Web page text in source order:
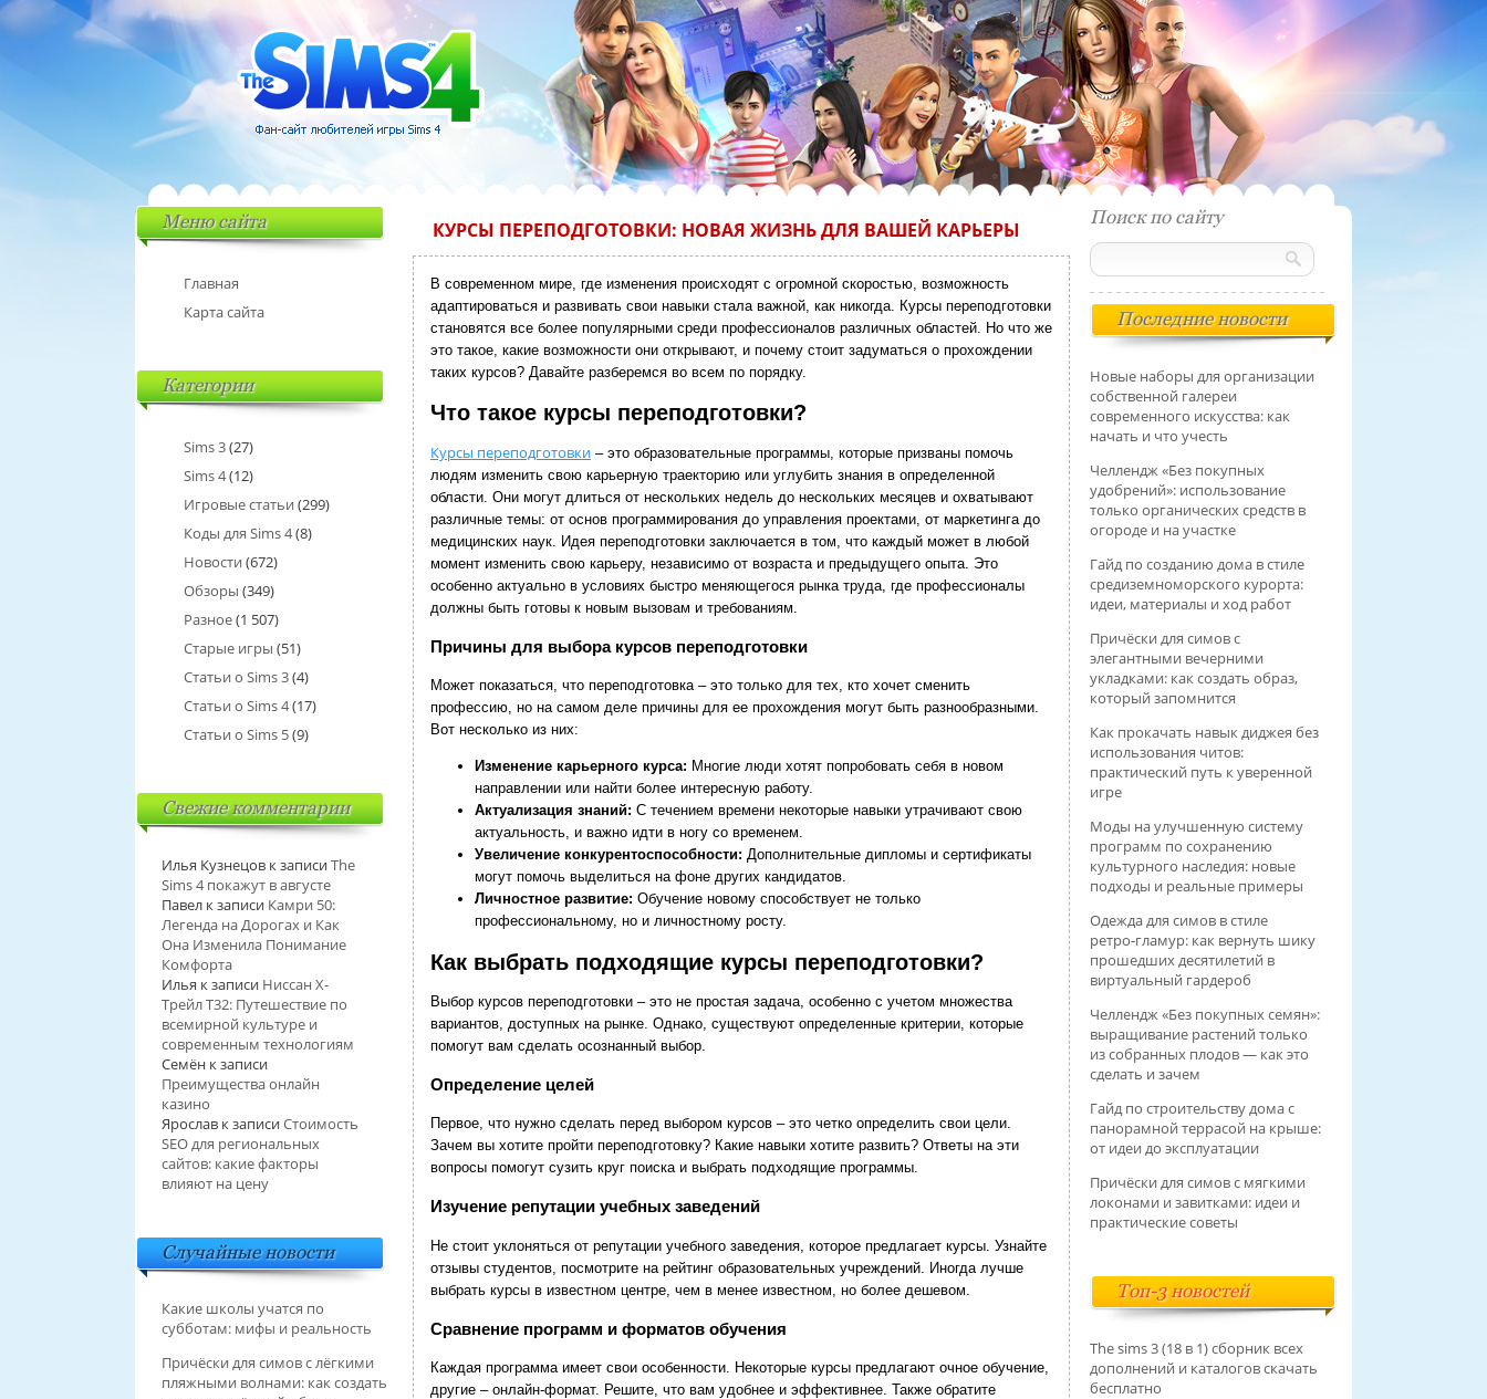
КУРСЫ ПЕРЕПОДГОТОВКИ: НОВАЯ ЖИЗНЬ ДЛЯ ВАШЕЙ КАРЬЕРЫ
В современном мире, где изменения происходят с огромной скоростью, возможность
адаптироваться и развивать свои навыки стала важной, как никогда. Курсы переподготовки
становятся все более популярными среди профессионалов различных областей. Но что же
это такое, какие возможности они открывают, и почему стоит задуматься о прохождении
таких курсов? Давайте разберемся во всем по порядку.
Что такое курсы переподготовки?
Курсы переподготовки – это образовательные программы, которые призваны помочь
людям изменить свою карьерную траекторию или углубить знания в определенной
области. Они могут длиться от нескольких недель до нескольких месяцев и охватывают
различные темы: от основ программирования до управления проектами, от маркетинга до
медицинских наук. Идея переподготовки заключается в том, что каждый может в любой
момент изменить свою карьеру, независимо от возраста и предыдущего опыта. Это
особенно актуально в условиях быстро меняющегося рынка труда, где профессионалы
должны быть готовы к новым вызовам и требованиям.
Причины для выбора курсов переподготовки
Может показаться, что переподготовка – это только для тех, кто хочет сменить
профессию, но на самом деле причины для ее прохождения могут быть разнообразными.
Вот несколько из них:
Изменение карьерного курса: Многие люди хотят попробовать себя в новом
направлении или найти более интересную работу.
Актуализация знаний: С течением времени некоторые навыки утрачивают свою
актуальность, и важно идти в ногу со временем.
Увеличение конкурентоспособности: Дополнительные дипломы и сертификаты
могут помочь выделиться на фоне других кандидатов.
Личностное развитие: Обучение новому способствует не только
профессиональному, но и личностному росту.
Как выбрать подходящие курсы переподготовки?
Выбор курсов переподготовки – это не простая задача, особенно с учетом множества
вариантов, доступных на рынке. Однако, существуют определенные критерии, которые
помогут вам сделать осознанный выбор.
Определение целей
Первое, что нужно сделать перед выбором курсов – это четко определить свои цели.
Зачем вы хотите пройти переподготовку? Какие навыки хотите развить? Ответы на эти
вопросы помогут сузить круг поиска и выбрать подходящие программы.
Изучение репутации учебных заведений
Не стоит уклоняться от репутации учебного заведения, которое предлагает курсы. Узнайте
отзывы студентов, посмотрите на рейтинг образовательных учреждений. Иногда лучше
выбрать курсы в известном центре, чем в менее известном, но более дешевом.
Сравнение программ и форматов обучения
Каждая программа имеет свои особенности. Некоторые курсы предлагают очное обучение,
другие – онлайн-формат. Решите, что вам удобнее и эффективнее. Также обратите
Меню сайта
Главная
Карта сайта
Категории
Sims 3(27)
Sims 4(12)
Игровые статьи (299)
Коды для Sims 4(8)
Новости (672)
Обзоры (349)
Разное(1 507)
Старые игры (51)
Статьи о Sims 3(4)
Статьи о Sims 4(17)
Статьи о Sims 5(9)
Свежие комментарии
Илья Кузнецов к записиThe
Sims 4 покажут в августе
Павел к записи Камри 50:
Легенда на Дорогах и Как
Она Изменила Понимание
Комфорта
Илья к записи Ниссан Х-
Трейл T32: Путешествие по
всемирной культуре и
современным технологиям
Семён к записи
Преимущества онлайн
казино
Ярослав к записиСтоимость
SEO для региональных
сайтов: какие факторы
влияют на цену
Случайные новости
Какие школы учатся по
субботам: мифы и реальность
Причёски для симов с лёгкими
пляжными волнами: как создать
Поиск по сайту
Последние новости
Новые наборы для организации
собственной галереи
современного искусства: как
начать и что учесть
Челлендж «Без покупных
удобрений»: использование
только органических средств в
огороде и на участке
Гайд по созданию дома в стиле
средиземноморского курорта:
идеи, материалы и ход работ
Причёски для симов с
элегантными вечерними
укладками: как создать образ,
который запомнится
Как прокачать навык диджея без
использования читов:
практический путь к уверенной
игре
Моды на улучшенную систему
программ по сохранению
культурного наследия: новые
подходы и реальные примеры
Одежда для симов в стиле
ретро‑гламур: как вернуть шику
прошедших десятилетий в
виртуальный гардероб
Челлендж «Без покупных семян»:
выращивание растений только
из собранных плодов — как это
сделать и зачем
Гайд по строительству дома с
панорамной террасой на крыше:
от идеи до эксплуатации
Причёски для симов с мягкими
локонами и завитками: идеи и
практические советы
Топ-3 новостей
The sims 3 (18 в 1) сборник всех
дополнений и каталогов скачать
бесплатно